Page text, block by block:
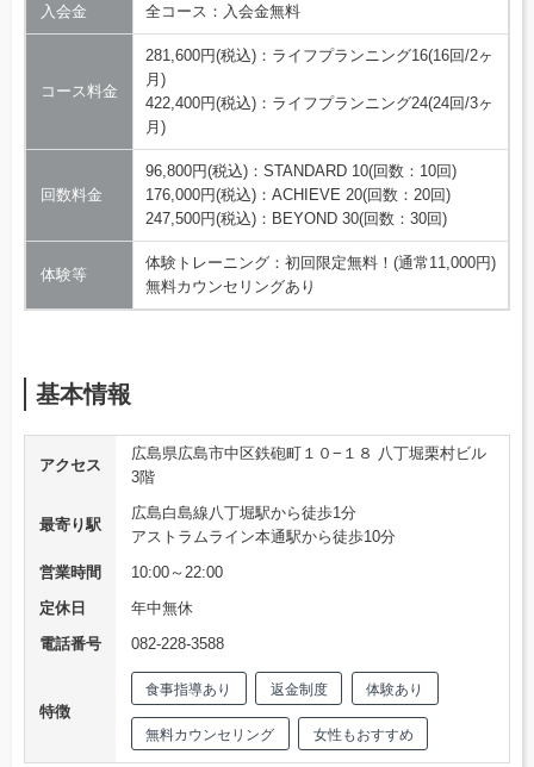
入会金 全コース：入会金無料
コース料金
281,600円(税込)：ライフプランニング16(16回/2ヶ
月)
422,400円(税込)：ライフプランニング24(24回/3ヶ
月)
回数料金
96,800円(税込)：STANDARD 10(回数：10回)
176,000円(税込)：ACHIEVE 20(回数：20回)
247,500円(税込)：BEYOND 30(回数：30回)
体験等
体験トレーニング：初回限定無料！(通常11,000円)
無料カウンセリングあり
基本情報
アクセス
広島県広島市中区鉄砲町１０−１８ 八丁堀栗村ビル
3階
最寄り駅
広島白島線八丁堀駅から徒歩1分
アストラムライン本通駅から徒歩10分
営業時間
10:00～22:00
定休日
年中無休
電話番号
082-228-3588
特徴
食事指導あり 返金制度 体験あり
無料カウンセリング 女性もおすすめ